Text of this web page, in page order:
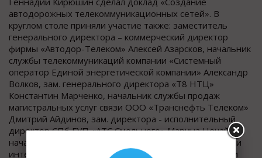
автодорожных телекоммуникационных сетей». В
круглом столе приняли участие также: заместитель
генерального директора – коммерческий директор
фирмы «Автодор-Телеком» Алексей Азарсков, начальник
службы телекоммуникаций компании «Системный
оператор Единой энергетической компании» Александр
Волков, зам. генерального директора «Т8 НТЦ»
Константин Марченко, начальник службы продаж
магистральных услуг связи ООО «Транснефть Телеком»
Дмитрий Айдинов, зам. директора - исполнительный
директор СПб ГУП «АТС Смольного» Марина Нечай,
начальник управления информационных технологий и
интеллектуальных транспортных систем госкомпании